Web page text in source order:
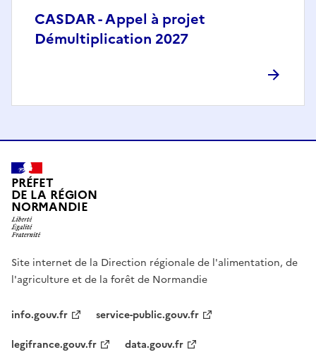
CASDAR - Appel à projet
Démultiplication 2027
PRÉFET
DE LA RÉGION
NORMANDIE
Site internet de la Direction régionale de l'alimentation, de
l'agriculture et de la forêt de Normandie
info.gouv.fr
service-public.gouv.fr
legifrance.gouv.fr
data.gouv.fr